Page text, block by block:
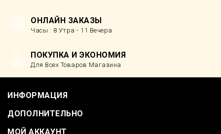
ОНЛАЙН ЗАКАЗЫ
Часы : 8 Утра - 11 Вечера
ПОКУПКА И ЭКОНОМИЯ
Для Всех Товаров Магазина
ИНФОРМАЦИЯ
ДОПОЛНИТЕЛЬНО
МОЙ АККАУНТ